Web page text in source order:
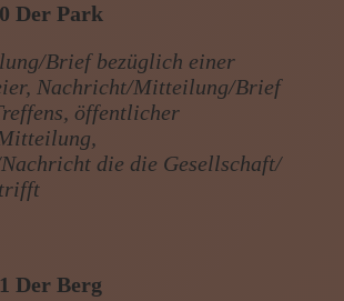
Der Park
Brief bezüglich einer
Nachricht/Mitteilung/Brief
öffentlicher
die die Gesellschaft/
Der Berg